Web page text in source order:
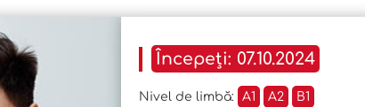
Începeți: 07.10.2024
Nivel de limbă: A1 A2 B1